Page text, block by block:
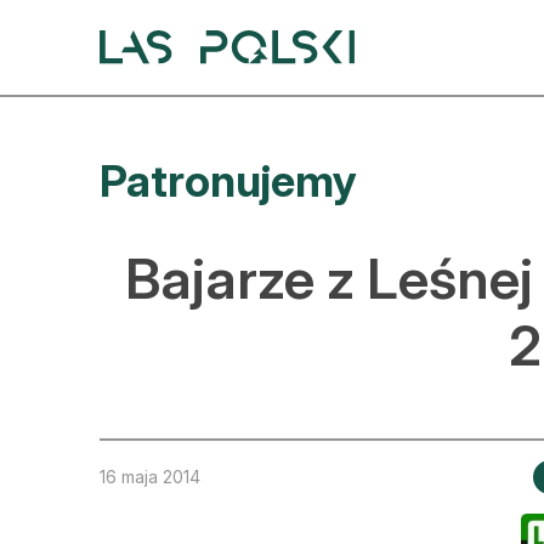
Patronujemy
Bajarze z
16 maja 2014